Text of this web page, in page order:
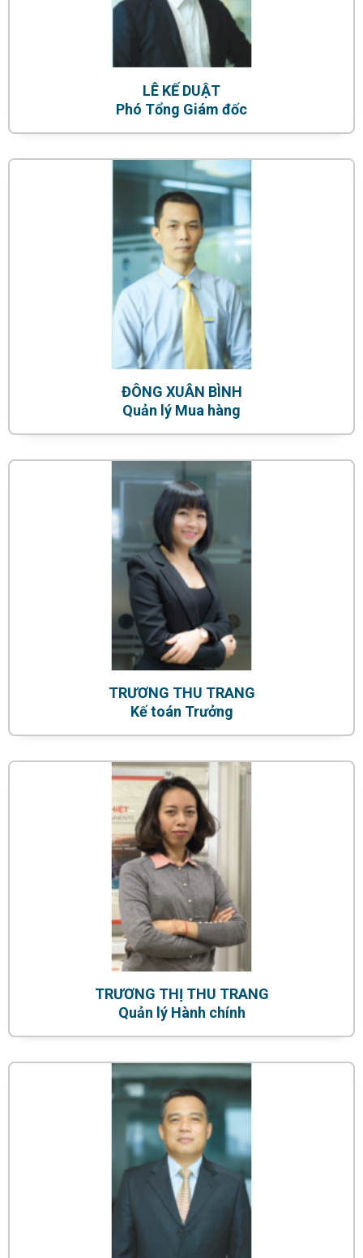
LÊ KẾ DUẬT
Phó Tổng Giám đốc
ĐÔNG XUÂN BÌNH
Quản lý Mua hàng
TRƯƠNG THU TRANG
Kế toán Trưởng
TRƯƠNG THỊ THU TRANG
Quản lý Hành chính